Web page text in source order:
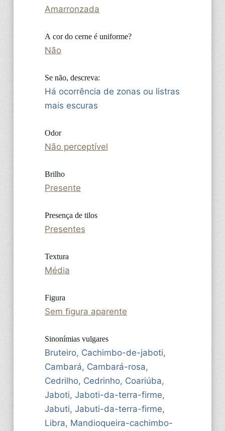
Amarronzada
A cor do cerne é uniforme?
Não
Se não, descreva:
Há ocorrência de zonas ou listras
mais escuras
Odor
Não perceptível
Brilho
Presente
Presença de tilos
Presentes
Textura
Média
Figura
Sem figura aparente
Sinonímias vulgares
Bruteiro, Cachimbo-de-jaboti,
Cambará, Cambará-rosa,
Cedrilho, Cedrinho, Coariúba,
Jaboti, Jaboti-da-terra-firme,
Jabuti, Jabuti-da-terra-firme,
Libra, Mandioqueira-cachimbo-